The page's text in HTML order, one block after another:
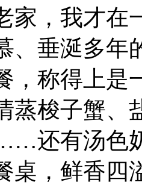
家，我才在
、垂涎多年
，称得上是
蒸梭子蟹、
还有汤色
桌，鲜香四